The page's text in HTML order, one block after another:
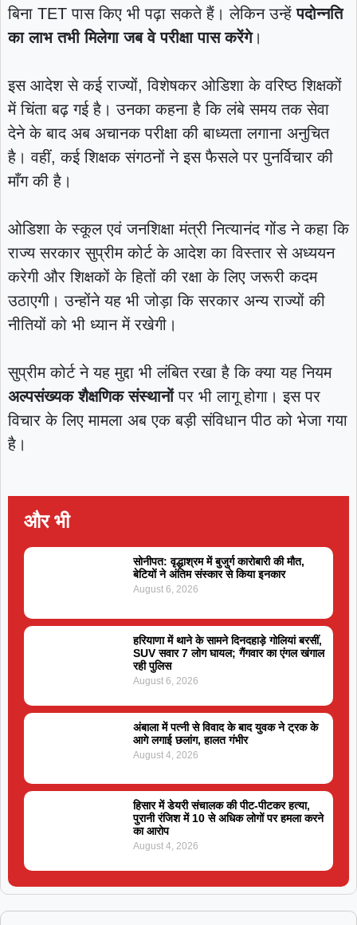
बिना TET पास किए भी पढ़ा सकते हैं। लेकिन उन्हेंपदोन्नति
का लाभ तभी मिलेगा जब वे परीक्षा पास करेंगे।
इस आदेश से कई राज्यों, विशेषकर ओडिशा के वरिष्ठ शिक्षकों
में चिंता बढ़ गई है। उनका कहना है कि लंबे समय तक सेवा
देने के बाद अब अचानक परीक्षा की बाध्यता लगाना अनुचित
है। वहीं, कई शिक्षक संगठनों ने इस फैसले पर पुनर्विचार की
माँग की है।
ओडिशा के स्कूल एवं जनशिक्षा मंत्री नित्यानंद गोंड ने कहा कि
राज्य सरकार सुप्रीम कोर्ट के आदेश का विस्तार से अध्ययन
करेगी और शिक्षकों के हितों की रक्षा के लिए जरूरी कदम
उठाएगी। उन्होंने यह भी जोड़ा कि सरकार अन्य राज्यों की
नीतियों को भी ध्यान में रखेगी।
सुप्रीम कोर्ट ने यह मुद्दा भी लंबित रखा है कि क्या यह नियम
अल्पसंख्यक शैक्षणिक संस्थानोंपर भी लागू होगा। इस पर
विचार के लिए मामला अब एक बड़ी संविधान पीठ को भेजा गया
है।
और भी
सोनीपत: वृद्धाश्रम में बुजुर्ग कारोबारी की मौत,
बेटियों ने अंतिम संस्कार से किया इनकार
August 6, 2026
हरियाणा में थाने के सामने दिनदहाड़े गोलियां बरसीं,
SUV सवार 7 लोग घायल; गैंगवार का एंगल खंगाल
रही पुलिस
August 6, 2026
अंबाला में पत्नी से विवाद के बाद युवक ने ट्रक के
आगे लगाई छलांग, हालत गंभीर
August 4, 2026
हिसार में डेयरी संचालक की पीट-पीटकर हत्या,
पुरानी रंजिश में 10 से अधिक लोगों पर हमला करने
का आरोप
August 4, 2026